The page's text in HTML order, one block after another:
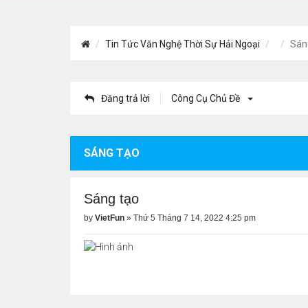
Tin Tức Văn Nghệ Thời Sự Hải Ngoại
Đăng trả lời Công Cụ Chủ Đề
SÁNG TẠO
Sáng tạo
by VietFun » Thứ 5 Tháng 7 14, 2022 4:25 pm